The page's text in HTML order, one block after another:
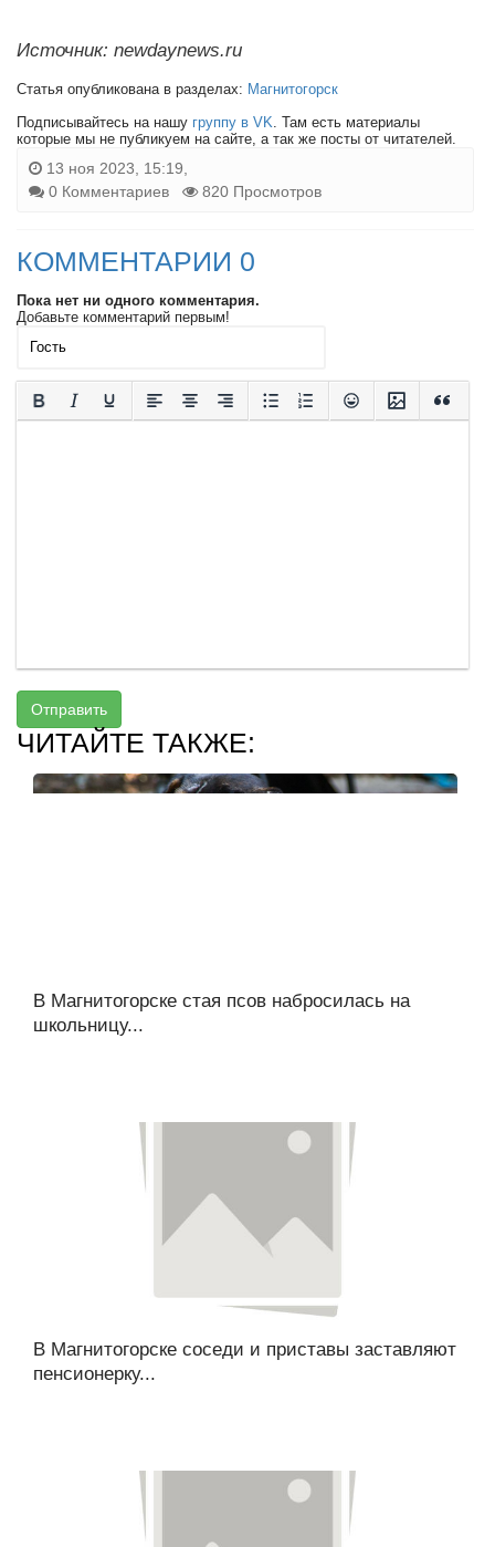
Источник: newdaynews.ru
Статья опубликована в разделах: Магнитогорск
Подписывайтесь на нашу группу в VK . Там есть материалы
которые мы не публикуем на сайте, а так же посты от читателей.
13 ноя 2023, 15:19,
0 Комментариев
820 Просмотров
КОММЕНТАРИИ 0
Пока нет ни одного комментария.
Добавьте комментарий первым!
Отправить
ЧИТАЙТЕ ТАКЖЕ:
В Магнитогорске стая псов набросилась на
школьницу...
В Магнитогорске соседи и приставы заставляют
пенсионерку...